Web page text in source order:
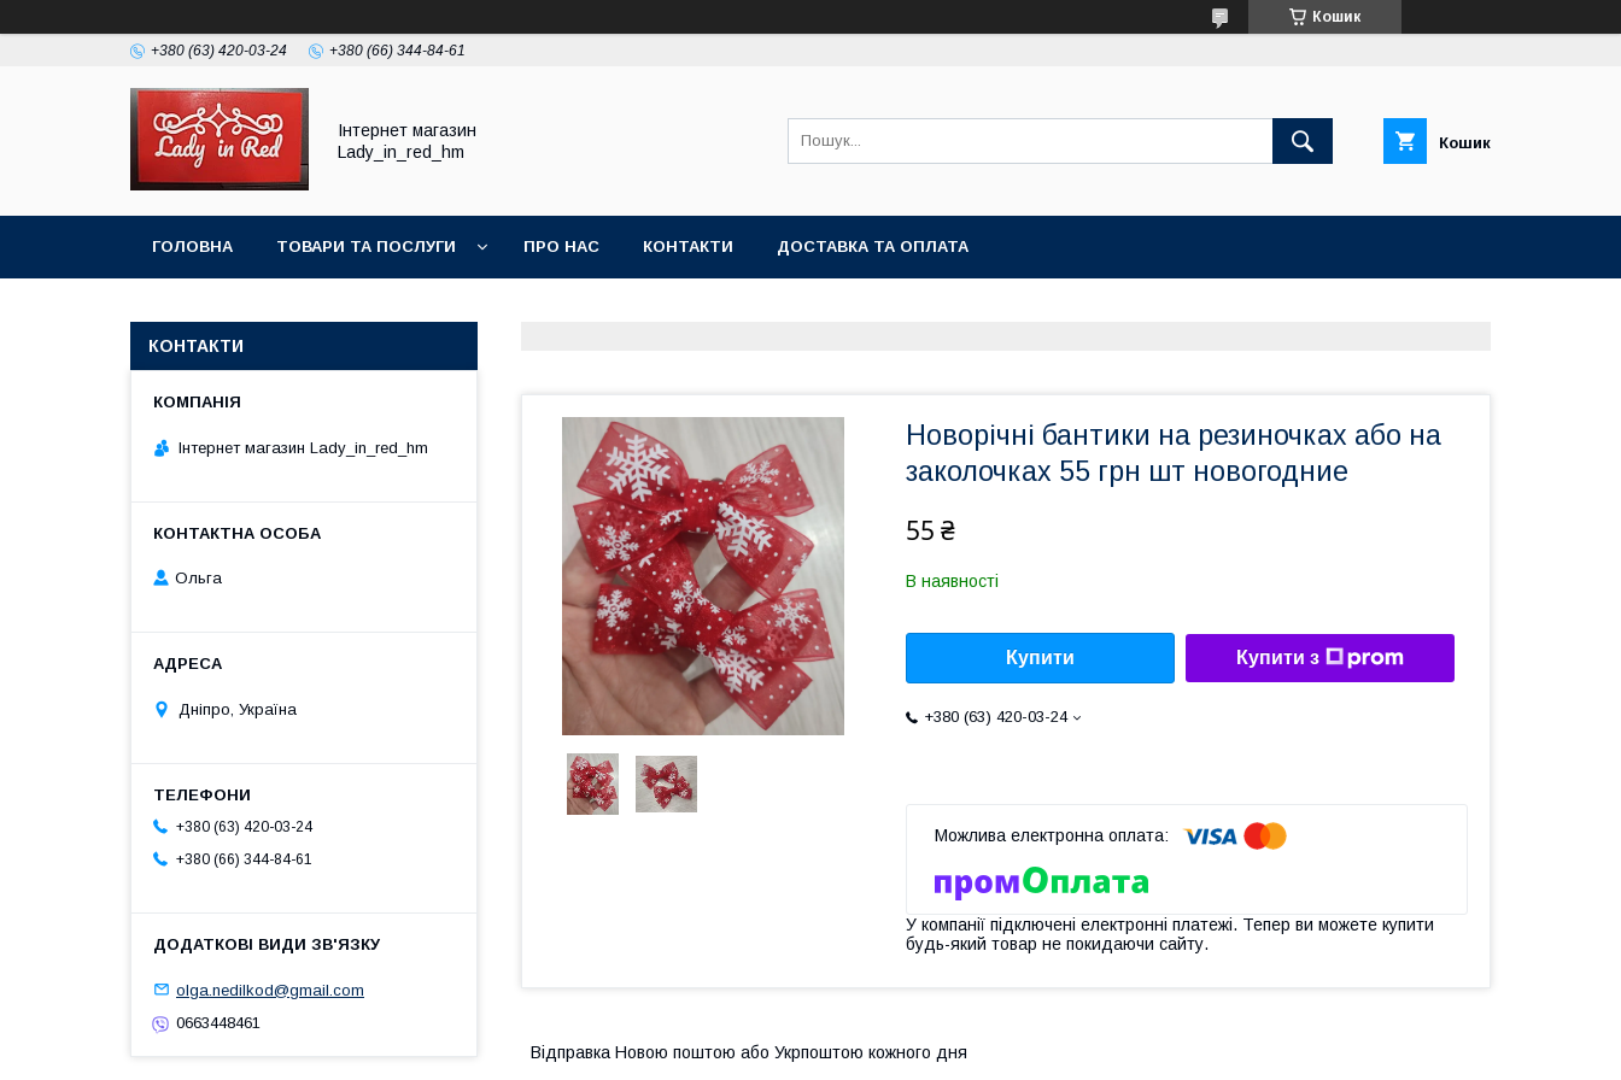
Кошик
+380 (63) 420-03-24 +380 (66) 344-84-61
Інтернет магазин
Lady_in_red_hm
Кошик
ГОЛОВНА ТОВАРИ ТА ПОСЛУГИ ПРО НАС КОНТАКТИ ДОСТАВКА ТА ОПЛАТА
Новорічні бантики на резиночках або на
заколочках 55 грн шт новогодние
55 ₴
В наявності
Купити Купити з
+380 (63) 420-03-24
У компанії підключені електронні платежі. Тепер ви можете купити
будь-який товар не покидаючи сайту.
Відправка Новою поштою або Укрпоштою кожного дня
КОНТАКТИ
Інтернет магазин Lady_in_red_hm
Ольга
Дніпро, Україна
+380 (63) 420-03-24
+380 (66) 344-84-61
olga.nedilkod@gmail.com
0663448461